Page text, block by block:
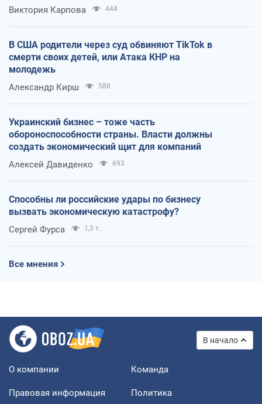
Виктория Карпова 444
В США родители через суд обвиняют TikTok в
смерти своих детей, или Атака КНР на
молодежь
Александр Кирш 588
Украинский бизнес – тоже часть
обороноспособности страны. Власти должны
создать экономический щит для компаний
Алексей Давиденко 693
Способны ли российские удары по бизнесу
вызвать экономическую катастрофу?
Сергей Фурса 1,3 т.
Все мнения
В начало
О компании Команда
Правовая информация
Политика